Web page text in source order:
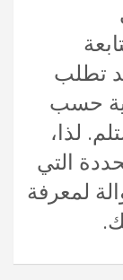
تطلب
حسب
لذا،
التي
لمعرفة